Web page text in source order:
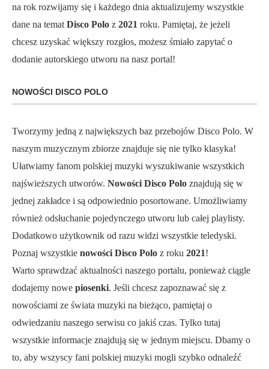
na rok rozwijamy się i każdego dnia aktualizujemy wszystkie
dane na tematDisco Polo z 2021 roku. Pamiętaj, że jeżeli
chcesz uzyskać większy rozgłos, możesz śmiało zapytać o
dodanie autorskiego utworu na nasz portal!
NOWOŚCI DISCO POLO
Tworzymy jedną z największych baz przebojów Disco Polo. W
naszym muzycznym zbiorze znajduje się nie tylko klasyka!
Ułatwiamy fanom polskiej muzyki wyszukiwanie wszystkich
najświeższych utworów. Nowości Disco Polo znajdują się w
jednej zakładce i są odpowiednio posortowane. Umożliwiamy
również odsłuchanie pojedynczego utworu lub całej playlisty.
Dodatkowo użytkownik od razu widzi wszystkie teledyski.
Poznaj wszystkie nowości Disco Polo z roku 2021!
Warto sprawdzać aktualności naszego portalu, ponieważ ciągle
dodajemy nowe piosenki. Jeśli chcesz zapoznawać się z
nowościami ze świata muzyki na bieżąco, pamiętaj o
odwiedzaniu naszego serwisu co jakiś czas. Tylko tutaj
wszystkie informacje znajdują się w jednym miejscu. Dbamy o
to, aby wszyscy fani polskiej muzyki mogli szybko odnaleźć